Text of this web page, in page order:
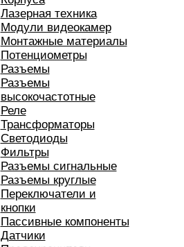
Лазерная техника
Модули видеокамер
Монтажные материалы
Потенциометры
Разъемы
Разъемы
высокочастотные
Реле
Трансформаторы
Светодиоды
Фильтры
Разъемы сигнальные
Разъемы круглые
Переключатели и
кнопки
Пассивные компоненты
Датчики